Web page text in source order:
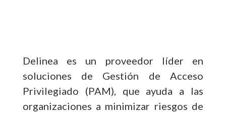
Delinea es un proveedor líder en
soluciones de Gestión de Acceso
Privilegiado (PAM), que ayuda a las
organizaciones a minimizar riesgos de